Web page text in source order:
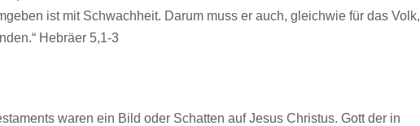
ist mit Schwachheit. Darum muss er auch, gleichwie für das Volk,
Hebräer 5,1-3
waren ein Bild oder Schatten auf Jesus Christus. Gott der in